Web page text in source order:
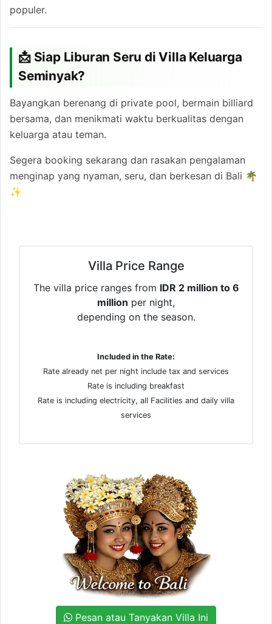
populer.
📩 Siap Liburan Seru di Villa Keluarga
Seminyak?
Bayangkan berenang di private pool, bermain billiard
bersama, dan menikmati waktu berkualitas dengan
keluarga atau teman.
Segera booking sekarang dan rasakan pengalaman
menginap yang nyaman, seru, dan berkesan di Bali 🌴
✨
Villa Price Range
The villa price ranges from IDR 2 million to 6
million per night,
depending on the season.
Included in the Rate:
Rate already net per night include tax and services
Rate is including breakfast
Rate is including electricity, all Facilities and daily villa
services
Pesan atau Tanyakan Villa Ini